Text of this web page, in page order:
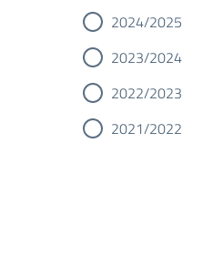
2024/2025
2023/2024
2022/2023
2021/2022